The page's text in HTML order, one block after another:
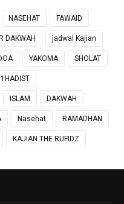
NASEHAT FAWAID
DAKWAH jadwal Kajian
YAKOMA SHOLAT
ISLAM DAKWAH
Nasehat RAMADHAN
KAJIAN THE RUFIDZ